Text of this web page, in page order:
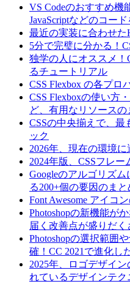
VS Codeのおすすめ機
JavaScriptなどのコー
最近の実装に合わせ
5分で完璧に分かる！
独学の人にオススメ！
るチュートリアル
CSS Flexbox の各プロ
CSS Flexboxの使い方
ど、有用なリソースの
CSSの中央揃えで、
ック
2026年、現在の環境
2024年版、CSSフレ
Googleのアルゴリズ
る200+個の要因のまと
Font Awesome アイコ
Photoshopの新機能が
届く改善点が盛りだく
Photoshopの選択範囲
確！CC 2021で進化し
2025年、ロゴデザイ
れているデザインテク